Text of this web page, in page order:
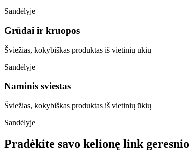
Sandėlyje
Grūdai ir kruopos
Šviežias, kokybiškas produktas iš vietinių ūkių
Sandėlyje
Naminis sviestas
Šviežias, kokybiškas produktas iš vietinių ūkių
Sandėlyje
Pradėkite savo kelionę link